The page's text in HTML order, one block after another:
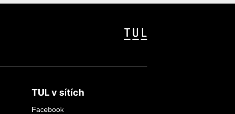
TUL v sítích
Facebook